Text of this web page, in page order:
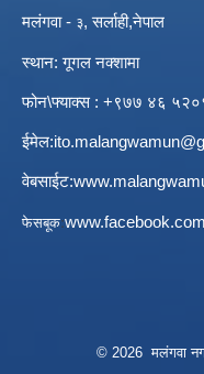
मलंगवा - ३, सर्लाही,नेपाल
स्थान: गूगल नक्शामा
फोन\फ्याक्स : +९७७ ४६
ईमेल:
वेबसाईट:
फेसबूक:
© 2026 मलंगवा